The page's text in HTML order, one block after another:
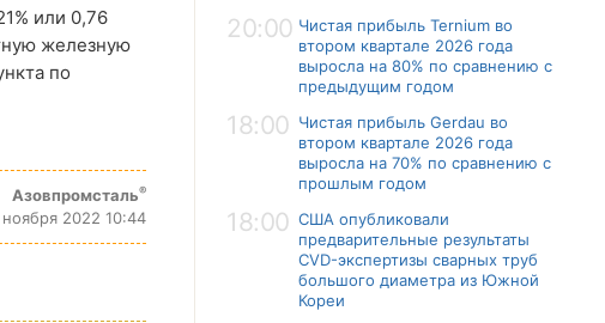
или 0,76
железную
по
Азовпромсталь®
2022 10:44
20:00 Чистая прибыль Ternium во
втором квартале 2026 года
выросла на 80% по сравнению с
предыдущим годом
18:00 Чистая прибыль Gerdau во
втором квартале 2026 года
выросла на 70% по сравнению с
прошлым годом
18:00 США опубликовали
предварительные результаты
CVD-экспертизы сварных труб
большого диаметра из Южной
Кореи